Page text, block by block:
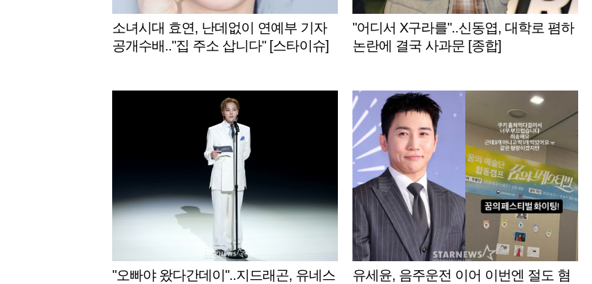
소녀시대 효연, 난데없이 연예부 기자
공개수배.."집 주소 삽니다" [스타이슈]
"어디서 X구라를"..신동엽, 대학로 폄하
논란에 결국 사과문 [종합]
"오빠야 왔다간데이"..지드래곤, 유네스
유세윤, 음주운전 이어 이번엔 절도 혐